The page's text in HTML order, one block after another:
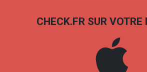
CHECK.FR SUR VOTRE